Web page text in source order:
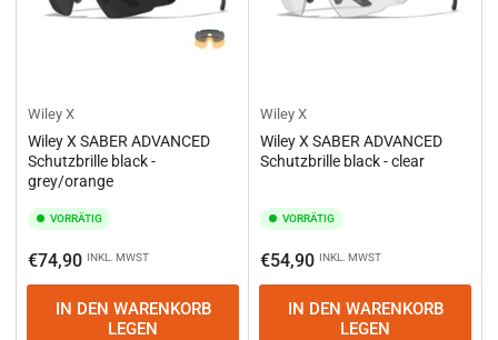
Wiley X
Wiley X SABER ADVANCED
Schutzbrille black -
grey/orange
VORRÄTIG
Normaler
Preis
€74,90 INKL. MWST
IN DEN WARENKORB
LEGEN
Wiley X
Wiley X SABER ADVANCED
Schutzbrille black - clear
VORRÄTIG
Normaler
Preis
€54,90 INKL. MWST
IN DEN WARENKORB
LEGEN